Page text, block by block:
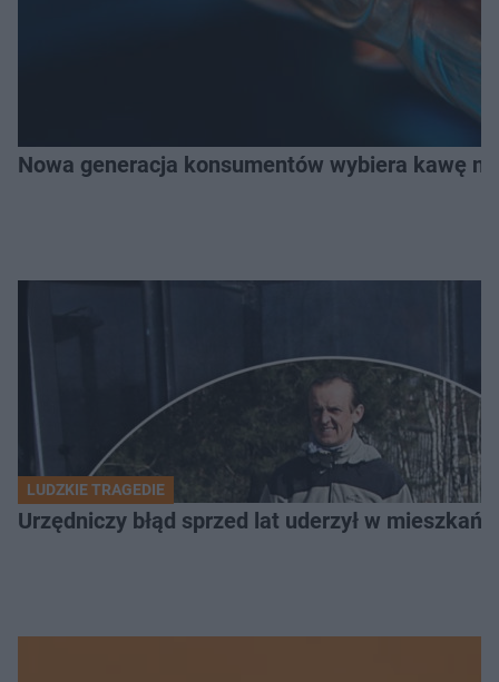
Nowa generacja konsumentów wybiera kawę
LUDZKIE TRAGEDIE
Urzędniczy błąd sprzed lat uderzył w